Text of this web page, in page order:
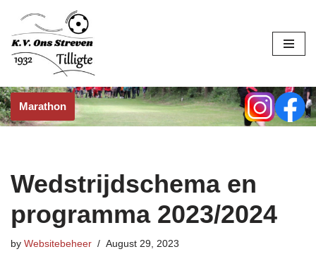
Skip
to
Marathon
Wedstrijdschema en
programma 2023/2024
by Websitebeheer August 29, 2023